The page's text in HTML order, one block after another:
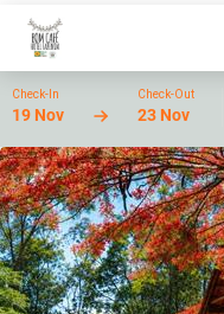
Check-In
19 Nov
Check-Out
23 Nov